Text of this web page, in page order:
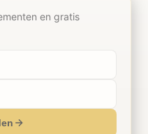
en gratis